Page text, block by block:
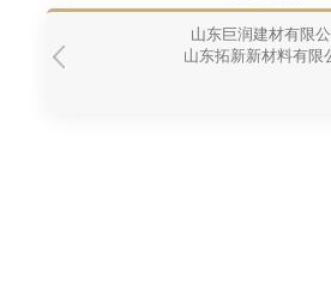
山东巨润建材有限公
山东拓新新材料有限